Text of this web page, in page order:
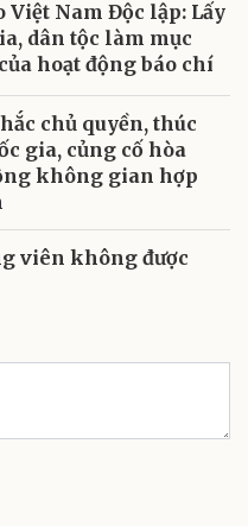
Việt Nam Độc lập: Lấy
dân tộc làm mục
hoạt động báo chí
chủ quyền, thúc
gia, củng cố hòa
không gian hợp
viên không được